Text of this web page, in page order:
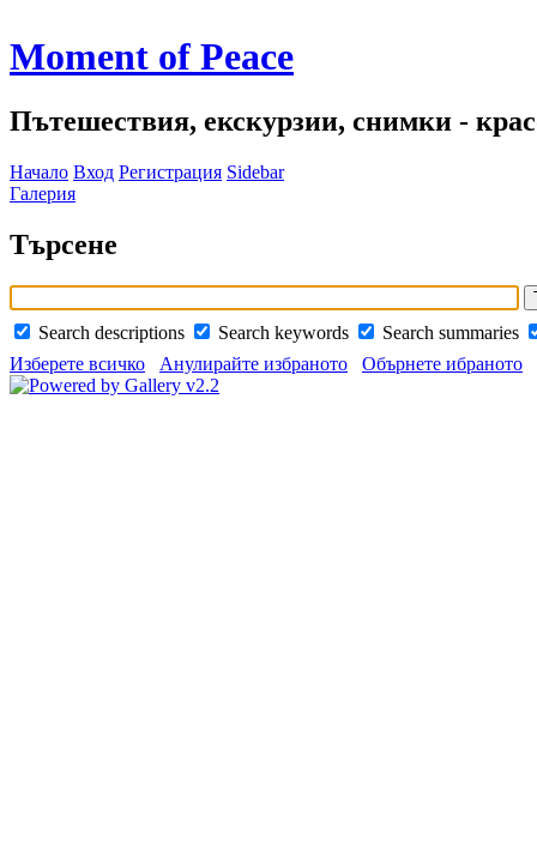
Moment of Peace
Пътешествия, екскурзии, снимки -
Начало Вход Регистрация Sidebar
Галерия
Търсене
Search descriptions Search keywords
Search summaries
Изберете всичко
Анулирайте избраното Обърнете ибраното